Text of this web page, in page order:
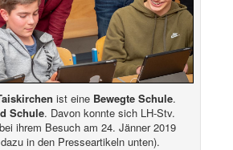
ist eine Bewegte Schule.
Schule. Davon konnte sich LH-Stv.
ihrem Besuch am 24. Jänner 2019
in den Presseartikeln unten).